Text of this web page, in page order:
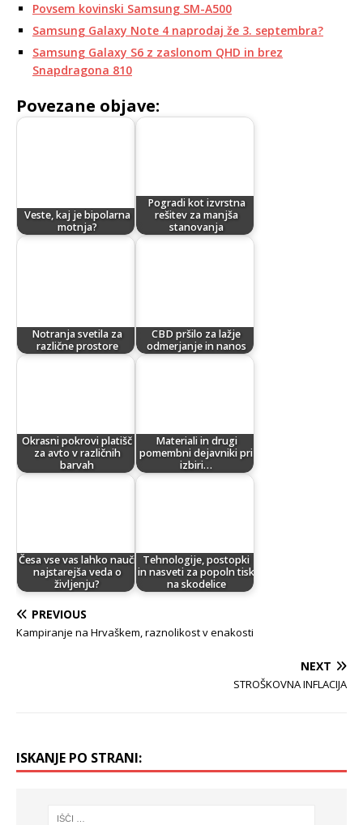
Povsem kovinski Samsung SM-A500
Samsung Galaxy Note 4 naprodaj že 3. septembra?
Samsung Galaxy S6 z zaslonom QHD in brez
Snapdragona 810
Povezane objave:
Veste, kaj je bipolarna
motnja?
Pogradi kot izvrstna
rešitev za manjša
stanovanja
Notranja svetila za
različne prostore
CBD pršilo za lažje
odmerjanje in nanos
Okrasni pokrovi platišč
za avto v različnih
barvah
Materiali in drugi
pomembni dejavniki pri
izbiri…
Česa vse vas lahko nauči
najstarejša veda o
življenju?
Tehnologije, postopki
in nasveti za popoln tisk
na skodelice
PREVIOUS
Kampiranje na Hrvaškem, raznolikost v enakosti
NEXT
STROŠKOVNA INFLACIJA
ISKANJE PO STRANI: